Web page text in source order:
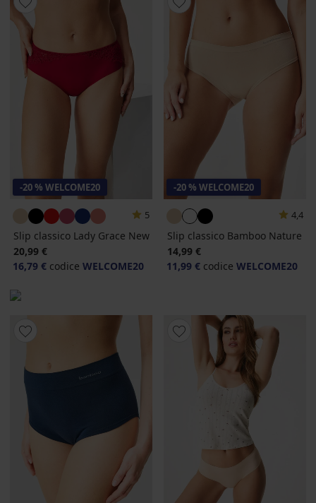
-20 % WELCOME20
5
Slip classico Lady Grace New
20,99 €
16,79 € codice WELCOME20
-20 % WELCOME20
4,4
Slip classico Bamboo Nature
14,99 €
11,99 € codice WELCOME20